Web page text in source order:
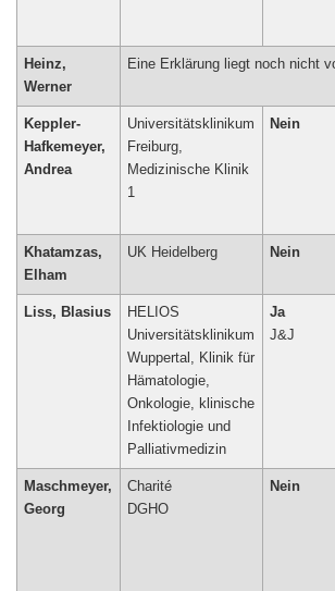
Heinz,
Werner
Eine Erklärung liegt noch nicht
Keppler-
Hafkemeyer,
Andrea
Universitätsklinikum
Freiburg,
Medizinische Klinik
1
Nein
Khatamzas,
Elham
UK Heidelberg Nein
Liss, Blasius
HELIOS
Universitätsklinikum
Wuppertal, Klinik für
Hämatologie,
Onkologie, klinische
Infektiologie und
Ja
J&J
Maschmeyer,
Georg
Charité
DGHO
Nein